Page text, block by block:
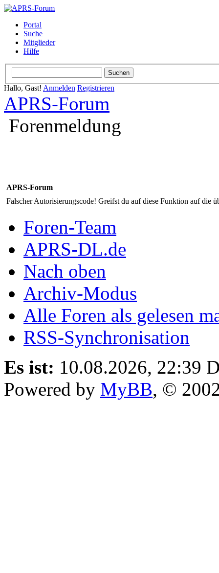
Portal
Suche
Mitglieder
Hilfe
Hallo, Gast! Anmelden Registrieren
APRS-Forum
Forenmeldung
APRS-Forum
Falscher Autorisierungscode! Greifst du auf diese Funktion auf die
Foren-Team
APRS-DL.de
Nach oben
Archiv-Modus
Alle Foren als gelesen
RSS-Synchronisation
Es ist: 10.08.2026, 22:39
Powered by MyBB, ©